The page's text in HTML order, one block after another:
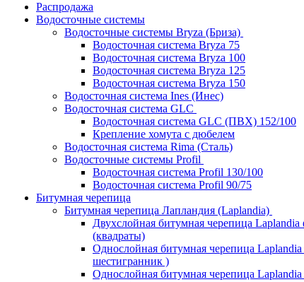
Распродажа
Водосточные системы
Водосточные системы Bryza (Бриза)
Водосточная система Bryza 75
Водосточная система Bryza 100
Водосточная система Bryza 125
Водосточная система Bryza 150
Водосточная система Ines (Инес)
Водосточная система GLC
Водосточная система GLC (ПВХ) 152/100
Крепление хомута с дюбелем
Водосточная система Rima (Сталь)
Водосточные системы Profil
Водосточная система Profil 130/100
Водосточная система Profil 90/75
Битумная черепица
Битумная черепица Лапландия (Laplandia)
Двухслойная битумная черепица
(квадраты)
Однослойная битумная черепица
шестигранник )
Однослойная битумная черепица